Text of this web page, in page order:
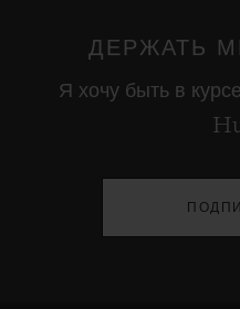
ДЕРЖАТЬ
Я хочу быть в